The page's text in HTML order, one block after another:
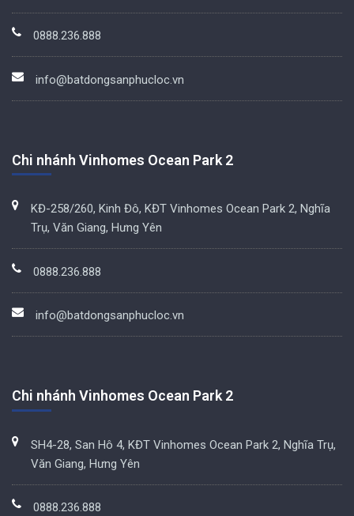
0888.236.888
info@batdongsanphucloc.vn
Chi nhánh Vinhomes Ocean Park 2
KĐ-258/260, Kinh Đô, KĐT Vinhomes Ocean Park 2, Nghĩa
Trụ, Văn Giang, Hưng Yên
0888.236.888
info@batdongsanphucloc.vn
Chi nhánh Vinhomes Ocean Park 2
SH4-28, San Hô 4, KĐT Vinhomes Ocean Park 2, Nghĩa Trụ,
Văn Giang, Hưng Yên
0888.236.888